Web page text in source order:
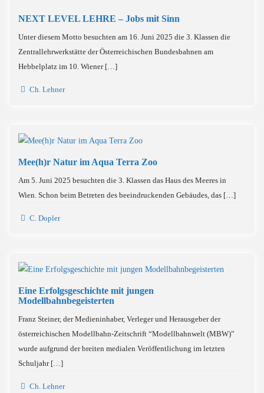
NEXT LEVEL LEHRE – Jobs mit Sinn
Unter diesem Motto besuchten am 16. Juni 2025 die 3. Klassen die
Zentrallehrwerkstätte der Österreichischen Bundesbahnen am
Hebbelplatz im 10. Wiener […]
Ch. Lehner
Mee(h)r Natur im Aqua Terra Zoo
Am 5. Juni 2025 besuchten die 3. Klassen das Haus des Meeres in
Wien. Schon beim Betreten des beeindruckenden Gebäudes, das […]
C. Dopler
Eine Erfolgsgeschichte mit jungen
Modellbahnbegeisterten
Franz Steiner, der Medieninhaber, Verleger und Herausgeber der
österreichischen Modellbahn-Zeitschrift “Modellbahnwelt (MBW)”
wurde aufgrund der breiten medialen Veröffentlichung im letzten
Schuljahr […]
Ch. Lehner